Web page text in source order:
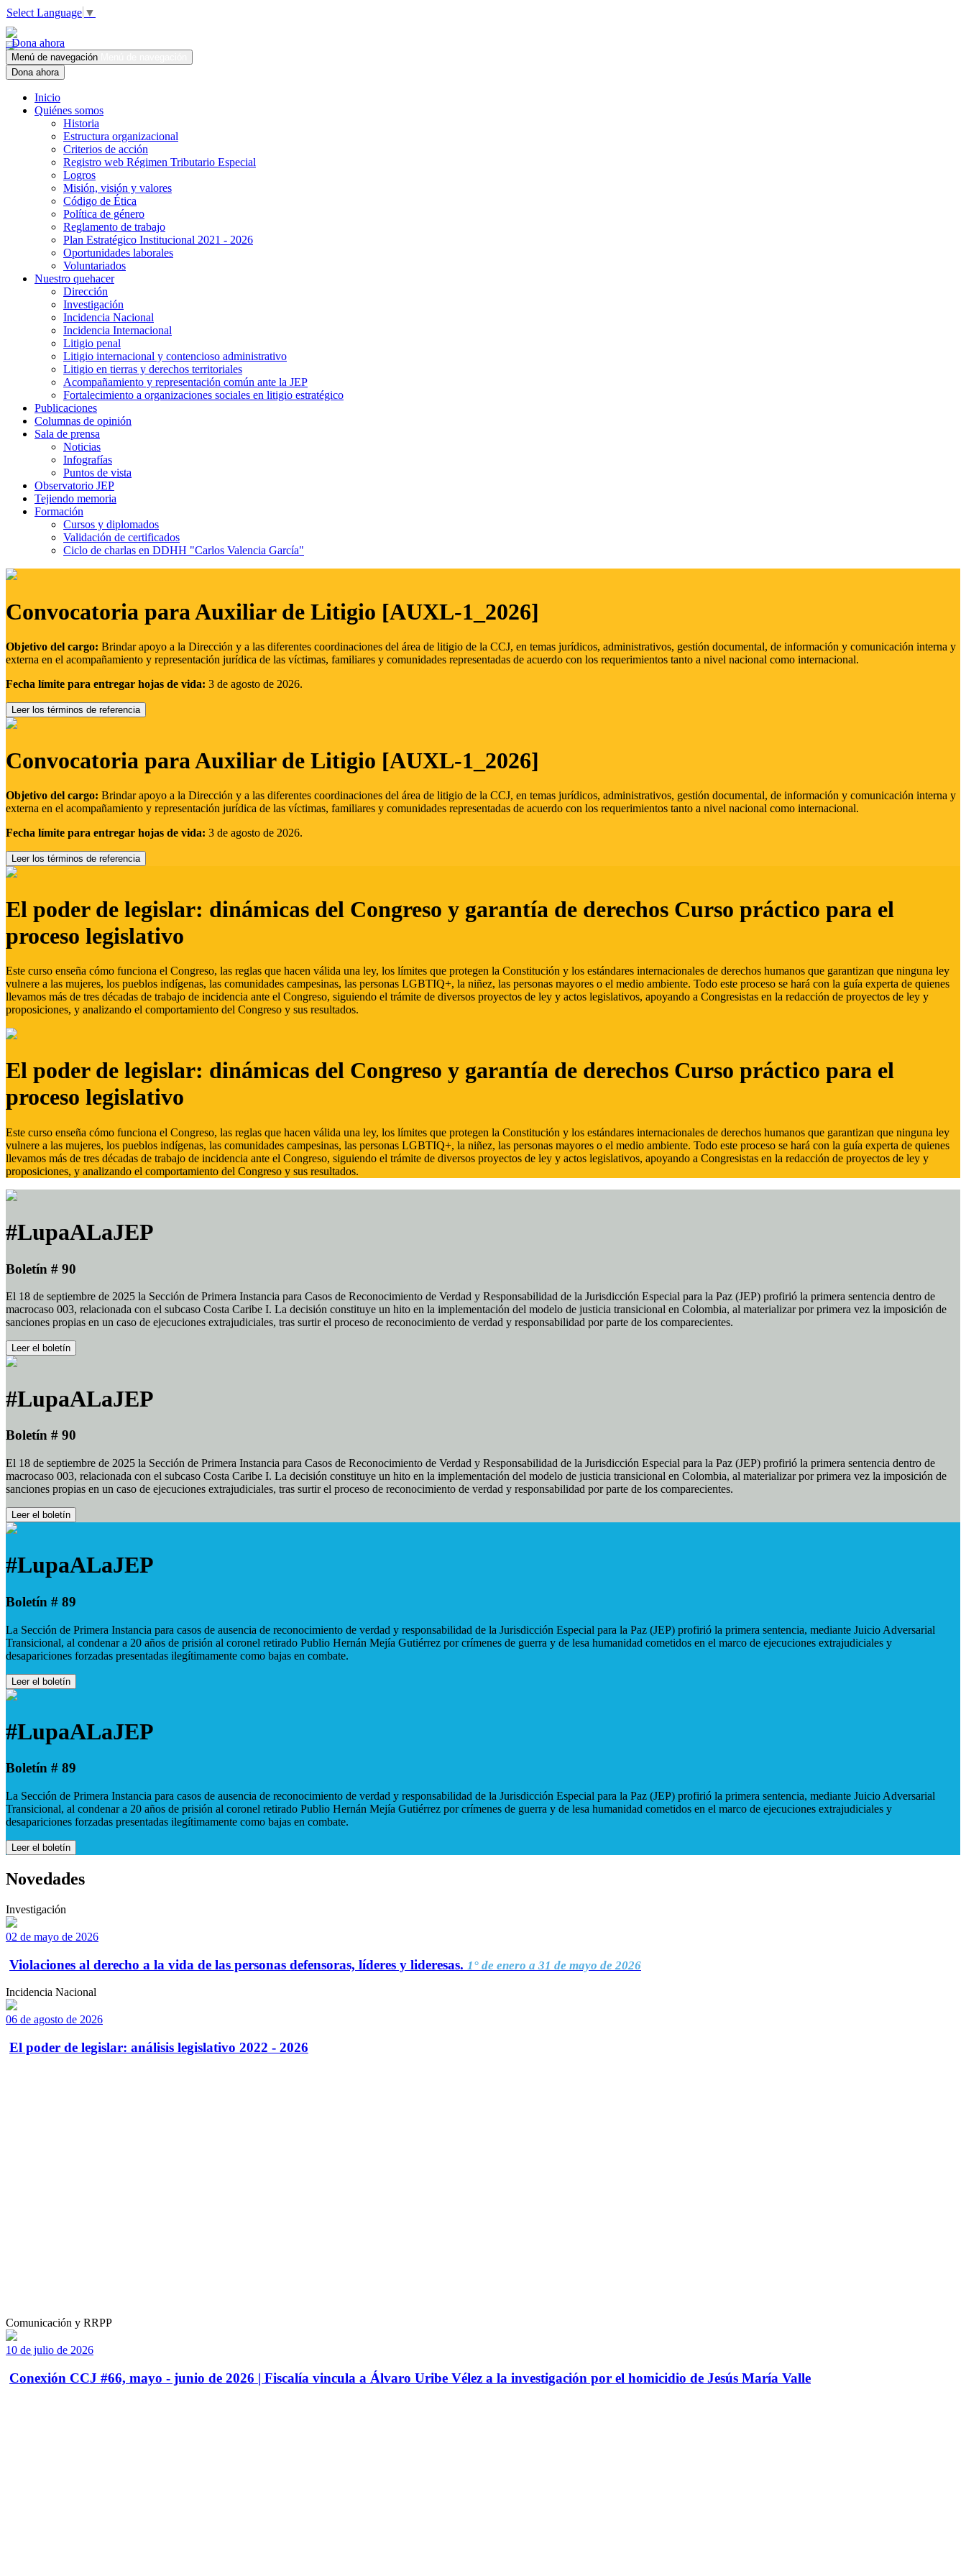
Select Language ▼
Dona ahora
Menú de navegación
Dona ahora
Inicio
Quiénes somos
Historia
Estructura organizacional
Criterios de acción
Registro web Régimen Tributario Especial
Logros
Misión, visión y valores
Código de Ética
Política de género
Reglamento de trabajo
Plan Estratégico Institucional 2021 - 2026
Oportunidades laborales
Voluntariados
Nuestro quehacer
Dirección
Investigación
Incidencia Nacional
Incidencia Internacional
Litigio penal
Litigio internacional y contencioso administrativo
Litigio en tierras y derechos territoriales
Acompañamiento y representación común ante la JEP
Fortalecimiento a organizaciones sociales en litigio estratégico
Publicaciones
Columnas de opinión
Sala de prensa
Noticias
Infografías
Puntos de vista
Observatorio JEP
Tejiendo memoria
Formación
Cursos y diplomados
Validación de certificados
Ciclo de charlas en DDHH "Carlos Valencia García"
Convocatoria para Auxiliar de Litigio [AUXL-1_2026]
Objetivo del cargo: Brindar apoyo a la Dirección y a las diferentes coordinaciones del área de litigio de la CCJ, en temas jurídicos, administrativos, gestión documental, de información y comunicación interna y
externa en el acompañamiento y representación jurídica de las víctimas, familiares y comunidades representadas de acuerdo con los requerimientos tanto a nivel nacional como internacional.
Fecha límite para entregar hojas de vida: 3 de agosto de 2026.
Leer los términos de referencia
Convocatoria para Auxiliar de Litigio [AUXL-1_2026]
Objetivo del cargo: Brindar apoyo a la Dirección y a las diferentes coordinaciones del área de litigio de la CCJ, en temas jurídicos, administrativos, gestión documental, de información y comunicación interna y
externa en el acompañamiento y representación jurídica de las víctimas, familiares y comunidades representadas de acuerdo con los requerimientos tanto a nivel nacional como internacional.
Fecha límite para entregar hojas de vida: 3 de agosto de 2026.
Leer los términos de referencia
El poder de legislar: dinámicas del Congreso y garantía de derechos Curso práctico para el
proceso legislativo
Este curso enseña cómo funciona el Congreso, las reglas que hacen válida una ley, los límites que protegen la Constitución y los estándares internacionales de derechos humanos que garantizan que ninguna ley
vulnere a las mujeres, los pueblos indígenas, las comunidades campesinas, las personas LGBTIQ+, la niñez, las personas mayores o el medio ambiente. Todo este proceso se hará con la guía experta de quienes
llevamos más de tres décadas de trabajo de incidencia ante el Congreso, siguiendo el trámite de diversos proyectos de ley y actos legislativos, apoyando a Congresistas en la redacción de proyectos de ley y
proposiciones, y analizando el comportamiento del Congreso y sus resultados.
El poder de legislar: dinámicas del Congreso y garantía de derechos Curso práctico para el
proceso legislativo
Este curso enseña cómo funciona el Congreso, las reglas que hacen válida una ley, los límites que protegen la Constitución y los estándares internacionales de derechos humanos que garantizan que ninguna ley
vulnere a las mujeres, los pueblos indígenas, las comunidades campesinas, las personas LGBTIQ+, la niñez, las personas mayores o el medio ambiente. Todo este proceso se hará con la guía experta de quienes
llevamos más de tres décadas de trabajo de incidencia ante el Congreso, siguiendo el trámite de diversos proyectos de ley y actos legislativos, apoyando a Congresistas en la redacción de proyectos de ley y
proposiciones, y analizando el comportamiento del Congreso y sus resultados.
#LupaALaJEP
Boletín # 90
El 18 de septiembre de 2025 la Sección de Primera Instancia para Casos de Reconocimiento de Verdad y Responsabilidad de la Jurisdicción Especial para la Paz (JEP) profirió la primera sentencia dentro de
macrocaso 003, relacionada con el subcaso Costa Caribe I. La decisión constituye un hito en la implementación del modelo de justicia transicional en Colombia, al materializar por primera vez la imposición de
sanciones propias en un caso de ejecuciones extrajudiciales, tras surtir el proceso de reconocimiento de verdad y responsabilidad por parte de los comparecientes.
Leer el boletín
#LupaALaJEP
Boletín # 90
El 18 de septiembre de 2025 la Sección de Primera Instancia para Casos de Reconocimiento de Verdad y Responsabilidad de la Jurisdicción Especial para la Paz (JEP) profirió la primera sentencia dentro de
macrocaso 003, relacionada con el subcaso Costa Caribe I. La decisión constituye un hito en la implementación del modelo de justicia transicional en Colombia, al materializar por primera vez la imposición de
sanciones propias en un caso de ejecuciones extrajudiciales, tras surtir el proceso de reconocimiento de verdad y responsabilidad por parte de los comparecientes.
Leer el boletín
#LupaALaJEP
Boletín # 89
La Sección de Primera Instancia para casos de ausencia de reconocimiento de verdad y responsabilidad de la Jurisdicción Especial para la Paz (JEP) profirió la primera sentencia, mediante Juicio Adversarial
Transicional, al condenar a 20 años de prisión al coronel retirado Publio Hernán Mejía Gutiérrez por crímenes de guerra y de lesa humanidad cometidos en el marco de ejecuciones extrajudiciales y
desapariciones forzadas presentadas ilegítimamente como bajas en combate.
Leer el boletín
#LupaALaJEP
Boletín # 89
La Sección de Primera Instancia para casos de ausencia de reconocimiento de verdad y responsabilidad de la Jurisdicción Especial para la Paz (JEP) profirió la primera sentencia, mediante Juicio Adversarial
Transicional, al condenar a 20 años de prisión al coronel retirado Publio Hernán Mejía Gutiérrez por crímenes de guerra y de lesa humanidad cometidos en el marco de ejecuciones extrajudiciales y
desapariciones forzadas presentadas ilegítimamente como bajas en combate.
Leer el boletín
Novedades
Investigación
02 de mayo de 2026
Violaciones al derecho a la vida de las personas defensoras, líderes y lideresas. 1° de enero a 31 de mayo de 2026
Incidencia Nacional
06 de agosto de 2026
El poder de legislar: análisis legislativo 2022 - 2026
Comunicación y RRPP
10 de julio de 2026
Conexión CCJ #66, mayo - junio de 2026 | Fiscalía vincula a Álvaro Uribe Vélez a la investigación por el homicidio de Jesús María Valle